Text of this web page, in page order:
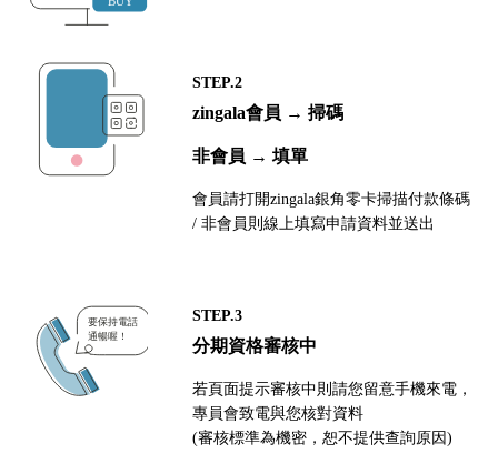
STEP.2
zingala會員 → 掃碼
非會員 → 填單
會員請打開zingala銀角零卡掃描付款條碼
/ 非會員則線上填寫申請資料並送出
STEP.3
分期資格審核中
若頁面提示審核中則請您留意手機來電，
專員會致電與您核對資料
(審核標準為機密，恕不提供查詢原因)